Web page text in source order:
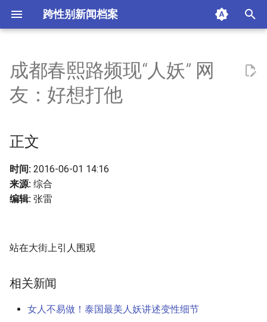
跨性别新闻档案
t
a
l
i
n
g
正文
摘要与附加信息
附加信息 [Processed Page
Metadata]
成都春熙路频现“人妖” 网
友：好想打他
正文
时间: 2016-06-01 14:16
来源: 综合
编辑: 张雷
站在大街上引人围观
相关新闻
女人不易做！泰国最美人妖讲述变性细节